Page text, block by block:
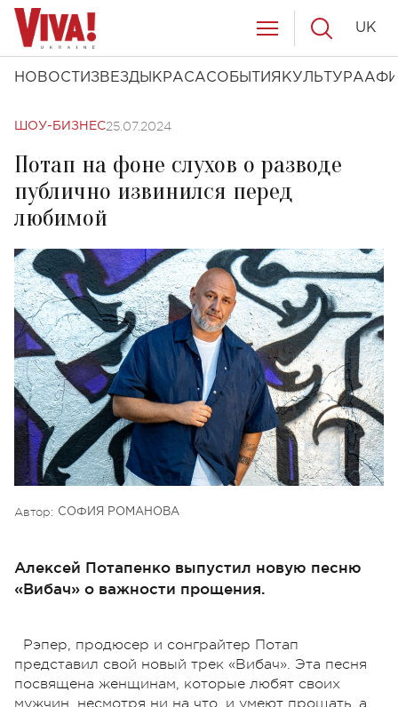
НОВОСТИ ЗВЕЗДЫ КРАСАСОБЫТИЯ КУЛЬТУРА
UK
ШОУ-БИЗНЕС25.07.2024
Потап на фоне слухов о разводе
публично извинился перед
любимой
Автор: СОФИЯ РОМАНОВА
Алексей Потапенко выпустил новую песню
«Вибач» о важности прощения.
Рэпер, продюсер и сонграйтер Потап
представил свой новый трек «Вибач». Эта песня
посвящена женщинам, которые любят своих
мужчин, несмотря ни на что, и умеют прощать, а